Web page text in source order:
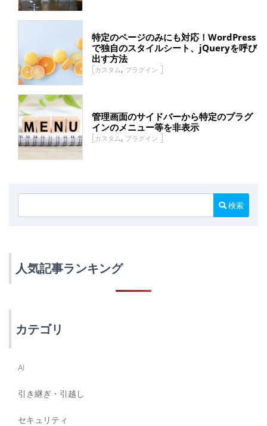
特定のページのみにも対応！WordPress
で独自のスタイルシート、jQueryを呼び
出す方法
カスタム, プラグイン
管理画面のサイドバーから特定のプラグ
インのメニュー等を非表示
カスタム, プラグイン
検索
人気記事ランキング
カテゴリ
AI
引き継ぎ・引越し
セキュリティ